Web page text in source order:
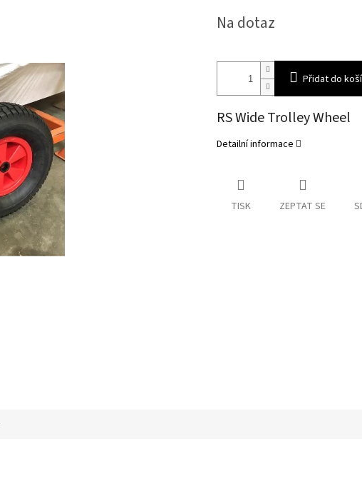
cena:
Na dotaz
Přidat do
RS Wide Trolley Wheel
Detailní informace
TISK ZEPTAT SE